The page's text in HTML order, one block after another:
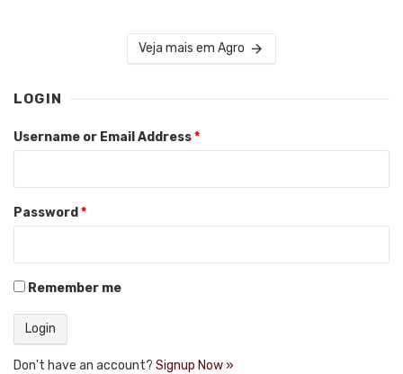
Veja mais em Agro
LOGIN
Username or Email Address*
Password *
Remember me
Don't have an account? Signup Now »